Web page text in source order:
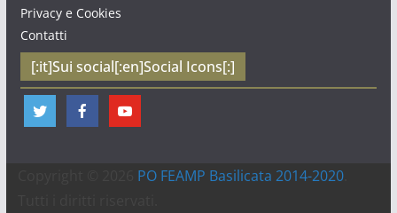
Privacy e Cookies
Contatti
[:it]Sui social[:en]Social Icons[:]
PO FEAMP Basilicata 2014-2020.